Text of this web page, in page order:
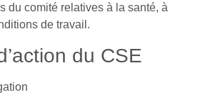
du comité relatives à la santé, à
de travail.
du CSE